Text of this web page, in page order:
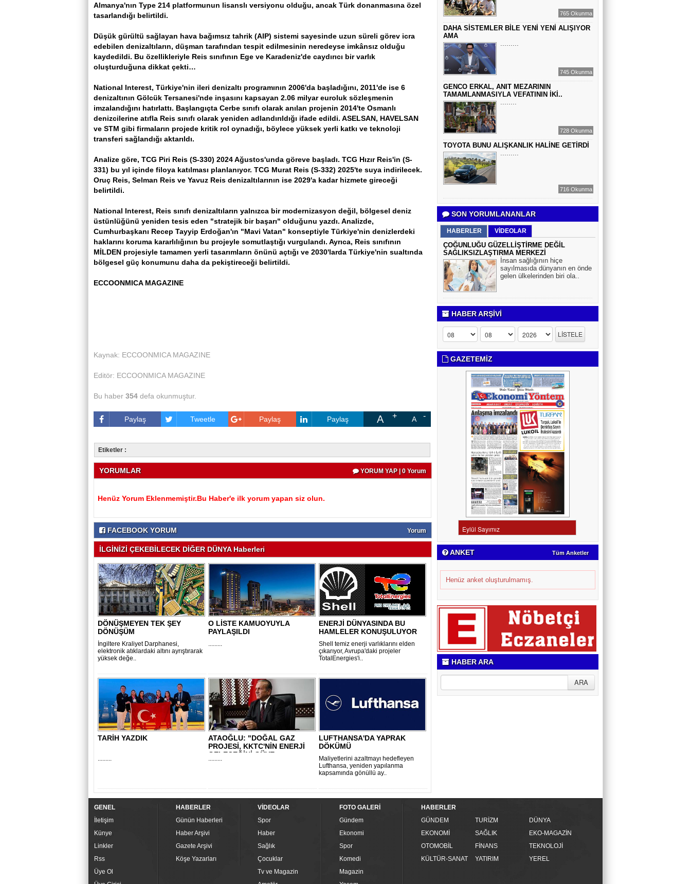
Almanya'nın Type 214 platformunun lisanslı versiyonu olduğu, ancak Türk donanmasına özel
tasarlandığı belirtildi.
Düşük gürültü sağlayan hava bağımsız tahrik (AIP) sistemi sayesinde uzun süreli görev icra
edebilen denizaltıların, düşman tarafından tespit edilmesinin neredeyse imkânsız olduğu
kaydedildi. Bu özellikleriyle Reis sınıfının Ege ve Karadeniz'de caydırıcı bir varlık
oluşturduğuna dikkat çekti…
National Interest, Türkiye'nin ileri denizaltı programının 2006'da başladığını, 2011'de ise 6
denizaltının Gölcük Tersanesi'nde inşasını kapsayan 2.06 milyar euroluk sözleşmenin
imzalandığını hatırlattı. Başlangıçta Cerbe sınıfı olarak anılan projenin 2014'te Osmanlı
denizcilerine atıfla Reis sınıfı olarak yeniden adlandırıldığı ifade edildi. ASELSAN, HAVELSAN
ve STM gibi firmaların projede kritik rol oynadığı, böylece yüksek yerli katkı ve teknoloji
transferi sağlandığı aktarıldı.
Analize göre, TCG Piri Reis (S-330) 2024 Ağustos'unda göreve başladı. TCG Hızır Reis'in (S-
331) bu yıl içinde filoya katılması planlanıyor. TCG Murat Reis (S-332) 2025'te suya indirilecek.
Oruç Reis, Selman Reis ve Yavuz Reis denizaltılarının ise 2029'a kadar hizmete gireceği
belirtildi.
National Interest, Reis sınıfı denizaltıların yalnızca bir modernizasyon değil, bölgesel deniz
üstünlüğünü yeniden tesis eden "stratejik bir başarı" olduğunu yazdı. Analizde,
Cumhurbaşkanı Recep Tayyip Erdoğan'ın "Mavi Vatan" konseptiyle Türkiye'nin denizlerdeki
haklarını koruma kararlılığının bu projeyle somutlaştığı vurgulandı. Ayrıca, Reis sınıfının
MİLDEN projesiyle tamamen yerli tasarımların önünü açtığı ve 2030'larda Türkiye'nin sualtında
bölgesel güç konumunu daha da pekiştireceği belirtildi.
ECCOONMICA MAGAZINE
Kaynak: ECCOONMICA MAGAZINE
Editör: ECCOONMICA MAGAZINE
Bu haber 354 defa okunmuştur.
Paylaş Tweetle Paylaş Paylaş A A
Etiketler :
YORUMLAR YORUM YAP | 0 Yorum
Henüz Yorum Eklenmemiştir.Bu Haber'e ilk yorum yapan siz olun.
FACEBOOK YORUM Yorum
İLGİNİZİ ÇEKEBİLECEK DİĞER DÜNYA Haberleri
DÖNÜŞMEYEN TEK ŞEY
DÖNÜŞÜM
İngiltere Kraliyet Darphanesi,
elektronik atıklardaki altını ayrıştırarak
yüksek değe..
O LİSTE KAMUOYUYLA
PAYLAŞILDI
.........
ENERJİ DÜNYASINDA BU
HAMLELER KONUŞULUYOR
Shell temiz enerji varlıklarını elden
çıkarıyor, Avrupa'daki projeler
TotalEnergies'i..
TARİH YAZDIK
.........
ATAOĞLU: "DOĞAL GAZ
PROJESİ, KKTC'NİN ENERJİ
GELECEĞİNİ GÜVE..
.........
LUFTHANSA'DA YAPRAK
DÖKÜMÜ
Maliyetlerini azaltmayı hedefleyen
Lufthansa, yeniden yapılanma
kapsamında gönüllü ay..
EMİR EMİRHANOĞLU
BAYRAMDA ARA VERİN
MACİT SOYDAN
DÜNYANIN MERKEZİNDE YAŞADIĞINI
SANANLAR...
765 Okunma
DAHA SİSTEMLER BİLE YENİ YENİ ALIŞIYOR
AMA
.........
745 Okunma
GENCO ERKAL, ANIT MEZARININ
TAMAMLANMASIYLA VEFATININ İKİ..
........
728 Okunma
TOYOTA BUNU ALIŞKANLIK HALİNE GETİRDİ
.........
716 Okunma
SON YORUMLANANLAR
HABERLER VİDEOLAR
ÇOĞUNLUĞU GÜZELLİŞTİRME DEĞİL
SAĞLIKSIZLAŞTIRMA MERKEZİ
İnsan sağlığının hiçe
sayılmasıda dünyanın en önde
gelen ülkelerinden biri ola..
HABER ARŞİVİ
GAZETEMİZ
ANKET Tüm Anketler
Henüz anket oluşturulmamış.
HABER ARA
GENEL
İletişim
Künye
Linkler
Rss
Üye Ol
HABERLER
Günün Haberleri
Haber Arşivi
Gazete Arşivi
Köşe Yazarları
VİDEOLAR
Spor
Haber
Sağlık
Çocuklar
Tv ve Magazin
FOTO GALERİ
Gündem
Ekonomi
Spor
Komedi
Magazin
HABERLER
GÜNDEM
TURİZM
DÜNYA
EKONOMİ
SAĞLIK
EKO-MAGAZİN
OTOMOBİL
FİNANS
TEKNOLOJİ
KÜLTÜR-SANAT
YATIRIM YEREL